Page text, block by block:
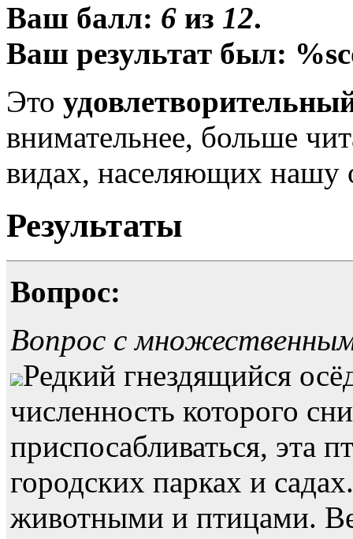
Ваш балл: 6 из 12.
Ваш результат был:
Это
внимательнее, больше
видах, населяющих нашу
Результаты
Вопрос:
Вопрос с
Редкий гнездящийся
численность которого
приспосабливаться, эта
городских парках и
животными и птицами.